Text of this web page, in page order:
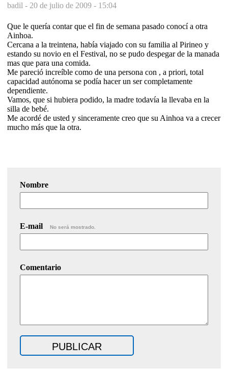
badil - 20 de julio de 2009 - 15:04
Que le quería contar que el fin de semana pasado conocí a otra
Ainhoa.
Cercana a la treintena, había viajado con su familia al Pirineo y
estando su novio en el Festival, no se pudo despegar de la manada
mas que para una comida.
Me pareció increíble como de una persona con , a priori, total
capacidad autónoma se podía hacer un ser completamente
dependiente.
Vamos, que si hubiera podido, la madre todavía la llevaba en la
silla de bebé.
Me acordé de usted y sinceramente creo que su Ainhoa va a crecer
mucho más que la otra.
Nombre
E-mail No será mostrado.
Comentario